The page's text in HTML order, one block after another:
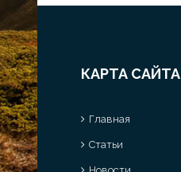
КАРТА САЙТА
Главная
Статьи